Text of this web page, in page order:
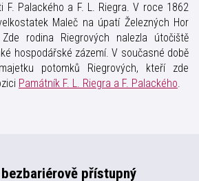
F. Palackého a F. L. Riegra. V roce 1862
Maleč na úpatí Železných Hor
rodina Riegrových nalezla útočiště
hospodářské zázemí. V současné době
potomků Riegrových, kteří zde
Památník F. L. Riegra a F. Palackého.
přístupný